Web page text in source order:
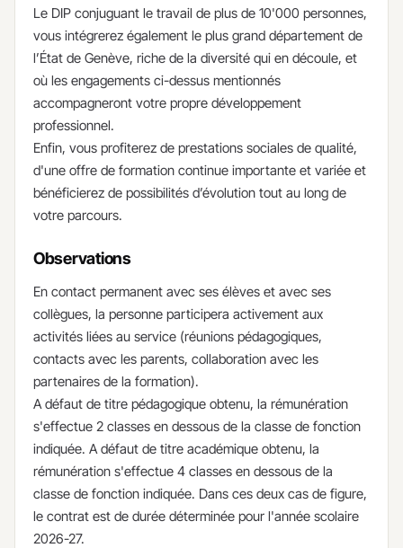
Le DIP conjuguant le travail de plus de 10'000 personnes,
vous intégrerez également le plus grand département de
l’État de Genève, riche de la diversité qui en découle, et
où les engagements ci-dessus mentionnés
accompagneront votre propre développement
professionnel.
Enfin, vous profiterez de prestations sociales de qualité,
d'une offre de formation continue importante et variée et
bénéficierez de possibilités d’évolution tout au long de
votre parcours.
Observations
En contact permanent avec ses élèves et avec ses
collègues, la personne participera activement aux
activités liées au service (réunions pédagogiques,
contacts avec les parents, collaboration avec les
partenaires de la formation).
A défaut de titre pédagogique obtenu, la rémunération
s'effectue 2 classes en dessous de la classe de fonction
indiquée. A défaut de titre académique obtenu, la
rémunération s'effectue 4 classes en dessous de la
classe de fonction indiquée. Dans ces deux cas de figure,
le contrat est de durée déterminée pour l'année scolaire
2026-27.